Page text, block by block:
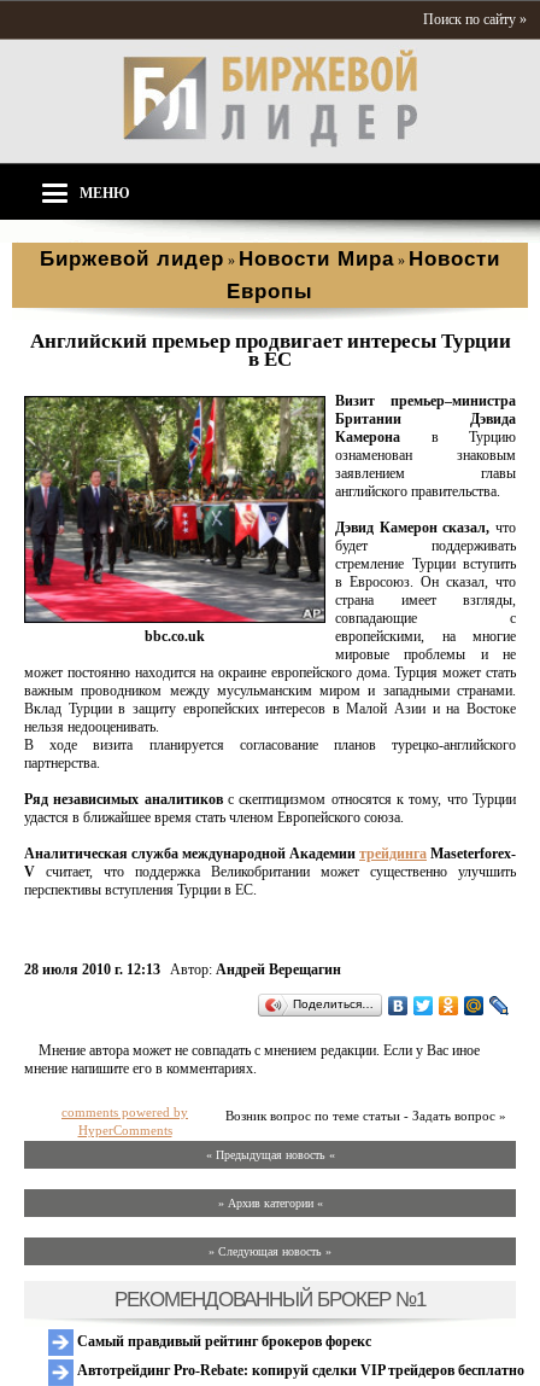
Поиск по сайту »
МЕНЮ
Биржевой лидер » Новости Мира » Новости
Европы
Английский премьер продвигает интересы Турции
в ЕС
bbc.co.uk
Визит премьер–министра
Британии Дэвида
Камерона в Турцию
ознаменован знаковым
заявлением главы
английского правительства.
Дэвид Камерон сказал, что
будет поддерживать
стремление Турции вступить
в Евросоюз. Он сказал, что
страна имеет взгляды,
совпадающие с
европейскими, на многие
мировые проблемы и не
может постоянно находится на окраине европейского дома. Турция может стать
важным проводником между мусульманским миром и западными странами.
Вклад Турции в защиту европейских интересов в Малой Азии и на Востоке
нельзя недооценивать.
В ходе визита планируется согласование планов турецко-английского
партнерства.
Ряд независимых аналитиковс скептицизмом относятся к тому, что Турции
удастся в ближайшее время стать членом Европейского союза.
Аналитическая служба международной Академии трейдинга Maseterforex-
V считает, что поддержка Великобритании может существенно улучшить
перспективы вступления Турции в ЕС.
28 июля 2010 г. 12:13 Автор: Андрей Верещагин
Поделиться…
Мнение автора может не совпадать с мнением редакции. Если у Вас иное
мнение напишите его в комментариях.
Возник вопрос по теме статьи - Задать вопрос »
comments powered by
HyperComments
« Предыдущая новость «
» Архив категории «
» Следующая новость »
РЕКОМЕНДОВАННЫЙ БРОКЕР №1
Самый правдивый рейтинг брокеров форекс
Автотрейдинг Pro-Rebate: копируй сделки VIP трейдеров бесплатно